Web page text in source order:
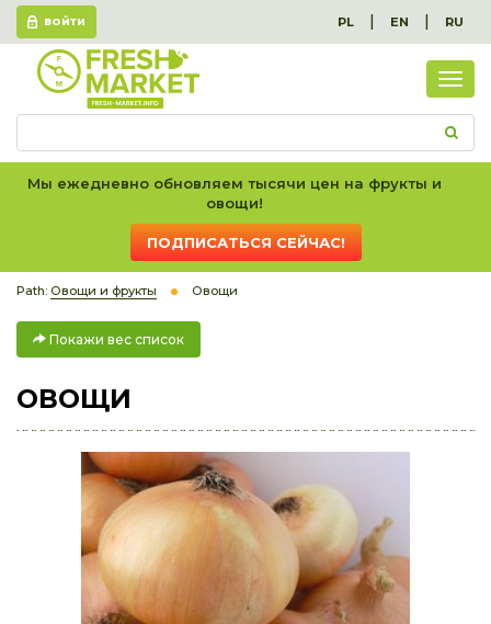
ВОЙТИ PL | EN | RU
вес
Мы ежедневно обновляем тысячи цен на фрукты и
овощи!
ПОДПИСАТЬСЯ СЕЙЧАС!
Path: Овощи и фрукты Овощи
Покажи вес список
ОВОЩИ